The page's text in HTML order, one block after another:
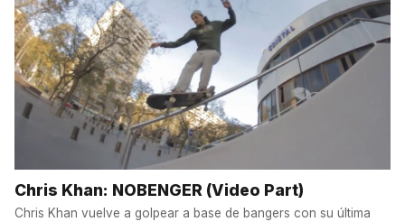
Chris Khan: NOBENGER (Video Part)
Chris Khan vuelve a golpear a base de bangers con su última